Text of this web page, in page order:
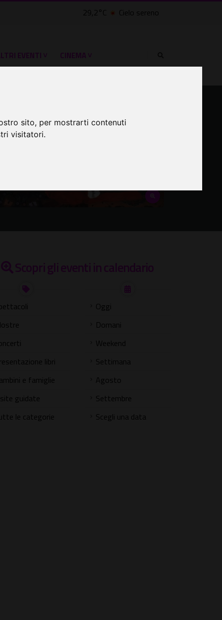
sito, per mostrarti contenuti
visitatori.
29,2°C Cielo sereno
EVENTI ˅ CINEMA ˅
Scopri gli eventi in calendario
libri
e famiglie
guidate
le categorie
Oggi
Domani
Weekend
Settimana
Agosto
Settembre
Scegli una data